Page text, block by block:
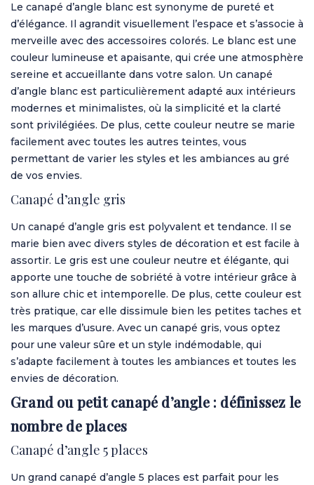
Le canapé d’angle blanc est synonyme de pureté et
d’élégance. Il agrandit visuellement l’espace et s’associe à
merveille avec des accessoires colorés. Le blanc est une
couleur lumineuse et apaisante, qui crée une atmosphère
sereine et accueillante dans votre salon. Un canapé
d’angle blanc est particulièrement adapté aux intérieurs
modernes et minimalistes, où la simplicité et la clarté
sont privilégiées. De plus, cette couleur neutre se marie
facilement avec toutes les autres teintes, vous
permettant de varier les styles et les ambiances au gré
de vos envies.
Canapé d’angle gris
Un canapé d’angle gris est polyvalent et tendance. Il se
marie bien avec divers styles de décoration et est facile à
assortir. Le gris est une couleur neutre et élégante, qui
apporte une touche de sobriété à votre intérieur grâce à
son allure chic et intemporelle. De plus, cette couleur est
très pratique, car elle dissimule bien les petites taches et
les marques d’usure. Avec un canapé gris, vous optez
pour une valeur sûre et un style indémodable, qui
s’adapte facilement à toutes les ambiances et toutes les
envies de décoration.
Grand ou petit canapé d’angle : définissez le
nombre de places
Canapé d’angle 5 places
Un grand canapé d’angle 5 places est parfait pour les